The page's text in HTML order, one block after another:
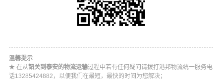
温馨提示
★ 在从韶关到泰安的物流运输过程中若有任何疑问请拨打港邦物流统一服务电
话13285424882，以便我们在最短，最快的时间为您解决；